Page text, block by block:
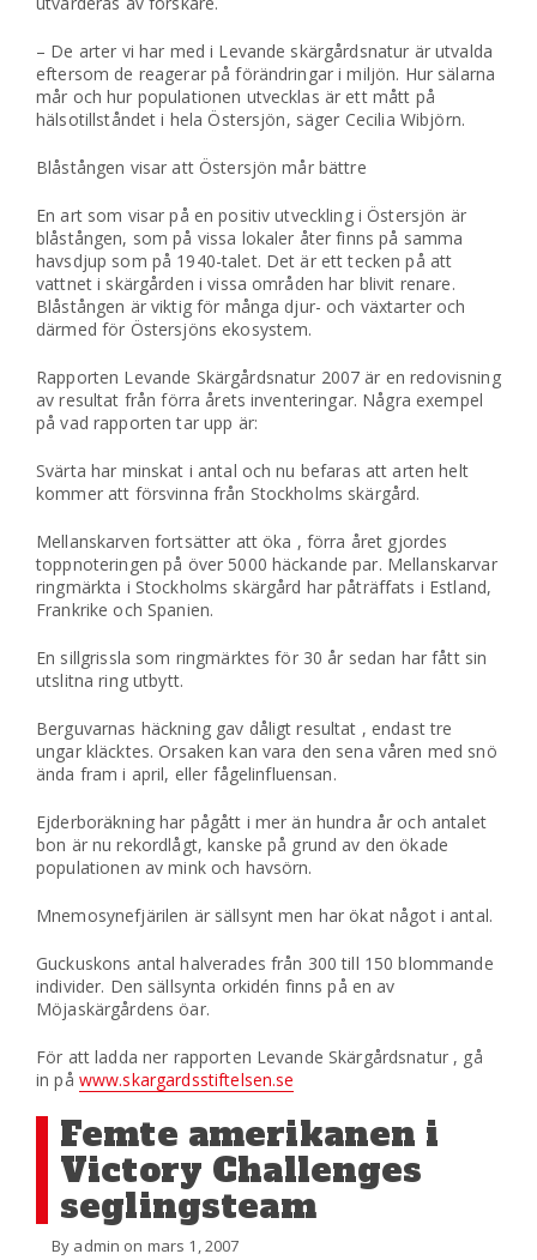
– De arter vi har med i Levande skärgårdsnatur är utvalda
eftersom de reagerar på förändringar i miljön. Hur sälarna
mår och hur populationen utvecklas är ett mått på
hälsotillståndet i hela Östersjön, säger Cecilia Wibjörn.
Blåstången visar att Östersjön mår bättre
En art som visar på en positiv utveckling i Östersjön är
blåstången, som på vissa lokaler åter finns på samma
havsdjup som på 1940-talet. Det är ett tecken på att
vattnet i skärgården i vissa områden har blivit renare.
Blåstången är viktig för många djur- och växtarter och
därmed för Östersjöns ekosystem.
Rapporten Levande Skärgårdsnatur 2007 är en redovisning
av resultat från förra årets inventeringar. Några exempel
på vad rapporten tar upp är:
Svärta har minskat i antal och nu befaras att arten helt
kommer att försvinna från Stockholms skärgård.
Mellanskarven fortsätter att öka , förra året gjordes
toppnoteringen på över 5000 häckande par. Mellanskarvar
ringmärkta i Stockholms skärgård har påträffats i Estland,
Frankrike och Spanien.
En sillgrissla som ringmärktes för 30 år sedan har fått sin
utslitna ring utbytt.
Berguvarnas häckning gav dåligt resultat , endast tre
ungar kläcktes. Orsaken kan vara den sena våren med snö
ända fram i april, eller fågelinfluensan.
Ejderboräkning har pågått i mer än hundra år och antalet
bon är nu rekordlågt, kanske på grund av den ökade
populationen av mink och havsörn.
Mnemosynefjärilen är sällsynt men har ökat något i antal.
Guckuskons antal halverades från 300 till 150 blommande
individer. Den sällsynta orkidén finns på en av
Möjaskärgårdens öar.
För att ladda ner rapporten Levande Skärgårdsnatur , gå
in på www.skargardsstiftelsen.se
Femte amerikanen i
Victory Challenges
seglingsteam
By admin on mars 1, 2007